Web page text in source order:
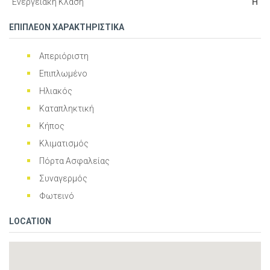
ΕΠΙΠΛΕΟΝ ΧΑΡΑΚΤΗΡΙΣΤΙΚΑ
Απεριόριστη
Επιπλωμένο
Ηλιακός
Καταπληκτική
Κήπος
Κλιματισμός
Πόρτα Ασφαλείας
Συναγερμός
Φωτεινό
LOCATION